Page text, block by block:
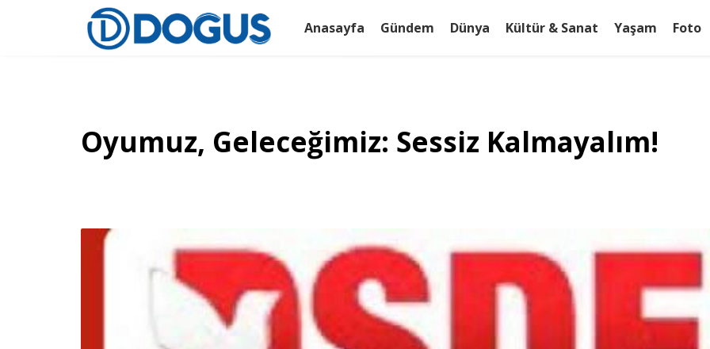
Anasayfa Gündem Dünya Kültür & Sanat Yaşam Foto
Oyumuz, Geleceğimiz: Sessiz Kalmayalım!